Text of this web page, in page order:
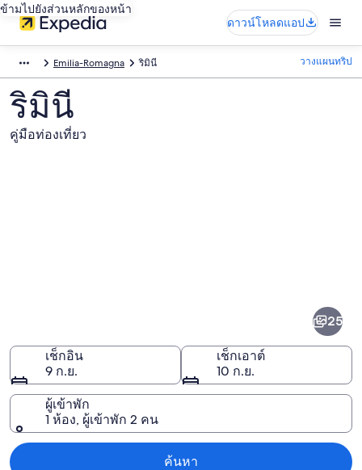
ข้ามไปยังส่วนหลักของหน้า
ดาวน์โหลดแอป
Emilia-Romagna ริมินี วางแผนทริป
ริมินี
คู่มือท่องเที่ยว
25
เช็กอิน
9 ก.ย.
เช็กเอาต์
10 ก.ย.
ผู้เข้าพัก
1 ห้อง, ผู้เข้าพัก 2 คน
ค้นหา